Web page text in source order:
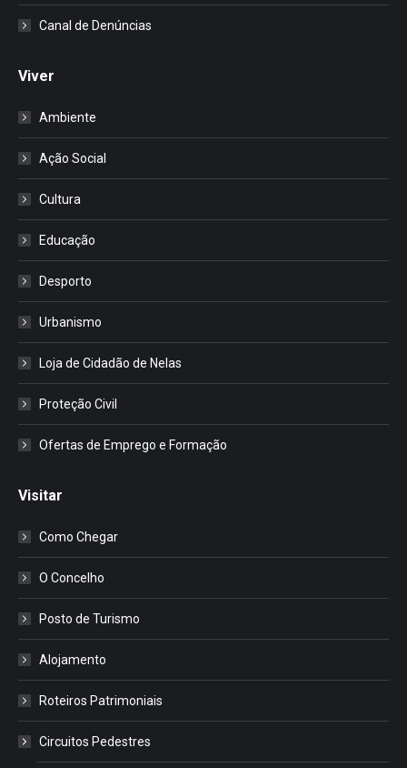
Canal de Denúncias
Viver
Ambiente
Ação Social
Cultura
Educação
Desporto
Urbanismo
Loja de Cidadão de Nelas
Proteção Civil
Ofertas de Emprego e Formação
Visitar
Como Chegar
O Concelho
Posto de Turismo
Alojamento
Roteiros Patrimoniais
Circuitos Pedestres